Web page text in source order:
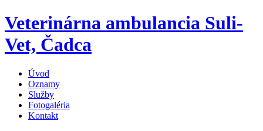
Veterinárna ambulancia Suli-
Vet, Čadca
Úvod
Oznamy
Služby
Fotogaléria
Kontakt